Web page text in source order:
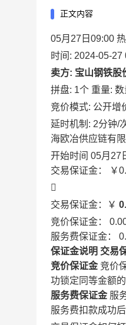
正文内容
05月27日09:00
时间: 2024-05-27
卖方: 宝山钢铁股
拼盘: 1个 重量: 数
竞价模式: 公开增
延时机制: 2分钟/
海欧冶供应链有
开始时间 05月27
交易保证金：
￥

交易保证金：￥
竞价保证金：
服务费保证金：
保证金说明 交易
竞价保证金 竞价
功锁定同等金额
服务费保证金 服
服务费扣款成功